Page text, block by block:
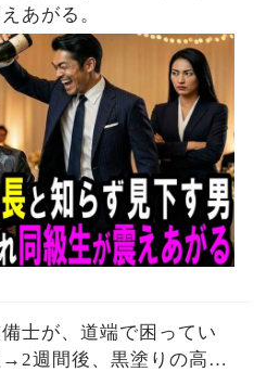
あがる。
士が、道端で困ってい
週間後、黒塗りの高級